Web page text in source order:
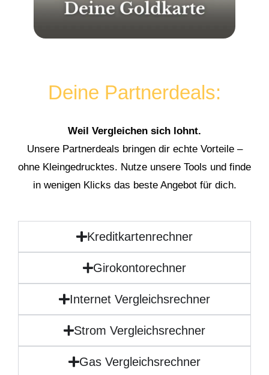
Deine Partnerdeals:
Weil Vergleichen sich lohnt.
Unsere Partnerdeals bringen dir echte Vorteile –
ohne Kleingedrucktes. Nutze unsere Tools und finde
in wenigen Klicks das beste Angebot für dich.
Kreditkartenrechner
Girokontorechner
Internet Vergleichsrechner
Strom Vergleichsrechner
Gas Vergleichsrechner